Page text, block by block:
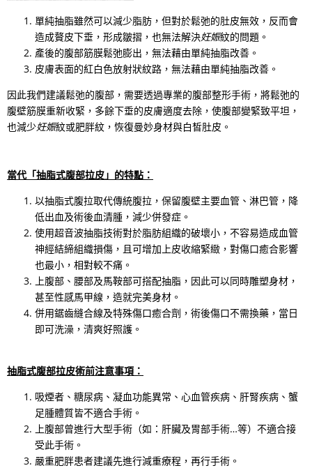
單純抽脂雖然可以減少脂肪，但對於鬆弛的肚皮無效，反而會
造成贅皮下垂，形成皺摺，也無法解決妊娠紋的問題。
產後的腹部筋膜鬆弛膨出，無法藉由單純抽脂改善。
皮膚表面的紅白色放射狀紋路，無法藉由單純抽脂改善。
因此我們建議鬆弛的腹部，需要透過專業的腹部整形手術，將鬆弛的
腹壁筋膜重新收緊，多餘下垂的皮膚適度去除，使腹部變緊致平坦，
也減少妊娠紋或肥胖紋，恢復曼妙身材與白皙肚皮。
當代「抽脂式腹部拉皮」的特點：
以抽脂式腹拉取代傳統腹拉，保留腹壁主要血管、淋巴管，降
低出血及術後血清腫，減少併發症。
使用超音波抽脂技術對於脂肪組織的破壞小，不容易造成血管
神經結締組織損傷，且可增加上皮收縮緊緻，對傷口癒合影響
也最小，相對較不痛。
上腹部、腰部及馬鞍部可搭配抽脂，因此可以同時雕塑身材，
甚至性感馬甲線，造就完美身材。
併用鋸齒縫合線及特殊傷口癒合劑，術後傷口不需換藥，當日
即可洗澡，清爽好照護。
抽脂式腹部拉皮術前注意事項：
吸煙者、糖尿病、凝血功能異常、心血管疾病、肝腎疾病、蟹
足腫體質皆不適合手術。
上腹部曾進行大型手術（如：肝臟及胃部手術…等）不適合接
受此手術。
嚴重肥胖患者建議先進行減重療程，再行手術。